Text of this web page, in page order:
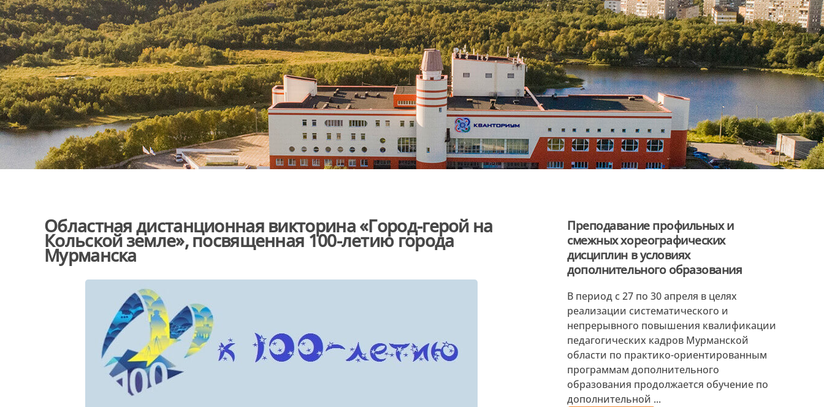
Областная дистанционная викторина «Город-герой на
Кольской земле», посвященная 100-летию города
Мурманска
Преподавание профильных и
смежных хореографических
дисциплин в условиях
дополнительного образования
В период с 27 по 30 апреля в целях
реализации систематического и
непрерывного повышения квалификации
педагогических кадров Мурманской
области по практико-ориентированным
программам дополнительного
образования продолжается обучение по
дополнительной ...